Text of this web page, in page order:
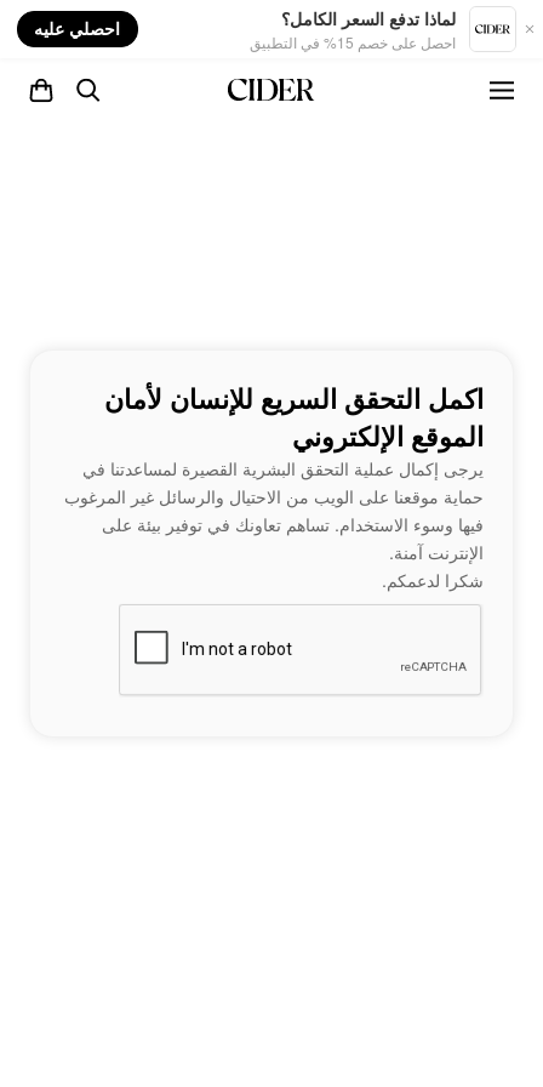
لماذا تدفع السعر الكامل؟
احصل على خصم 15% في التطبيق
احصلي عليه
اكمل التحقق السريع للإنسان لأمان
الموقع الإلكتروني
يرجى إكمال عملية التحقق البشرية القصيرة لمساعدتنا في
حماية موقعنا على الويب من الاحتيال والرسائل غير المرغوب
فيها وسوء الاستخدام. تساهم تعاونك في توفير بيئة على
الإنترنت آمنة.
شكرا لدعمكم.